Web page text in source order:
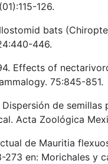
126.
bats
446.
Effects of
75:845-851.
Dispersión de
Acta Zoológica
de Mauritia
en: Morichales y